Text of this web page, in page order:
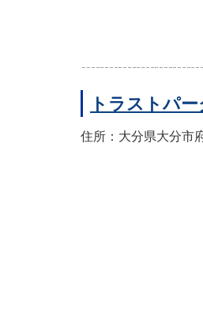
トラストパ
住所：大分県大分市